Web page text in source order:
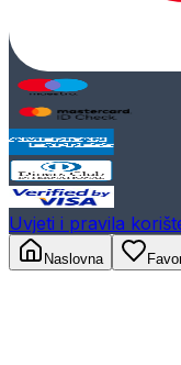
Uvjeti i pravila
Naslovna